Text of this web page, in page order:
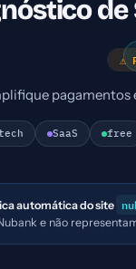
⚠
pagamentos
SaaS free
automática do site
e não